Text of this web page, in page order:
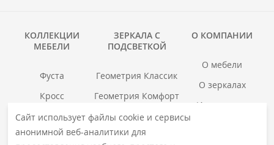
КОЛЛЕКЦИИ
МЕБЕЛИ
Фуста
Кросс
Гранд
Хоска
ЗЕРКАЛА С
ПОДСВЕТКОЙ
Геометрия Классик
Геометрия Комфорт
Геометрия Люкс
Геометрия Медиа
О КОМПАНИИ
О мебели
О зеркалах
Инструкции
Сайт использует файлы cookie и сервисы
анонимной веб-аналитики для